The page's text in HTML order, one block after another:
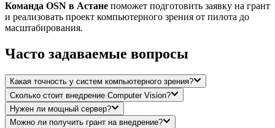
Команда OSN в Астане поможет подготовить заявку на грант
и реализовать проект компьютерного зрения от пилота до
масштабирования.
Часто задаваемые вопросы
Какая точность у систем компьютерного зрения?
Сколько стоит внедрение Computer Vision?
Нужен ли мощный сервер?
Можно ли получить грант на внедрение?